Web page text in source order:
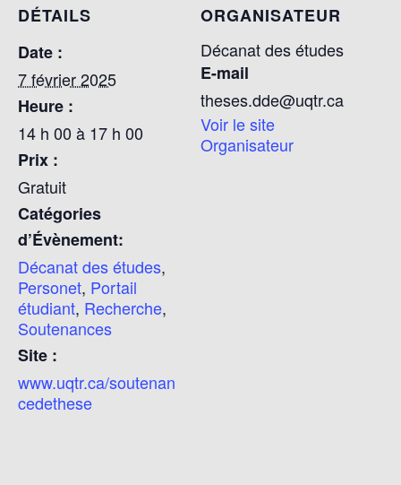
DÉTAILS
Date :
7 février 2025
Heure :
14 h 00 à 17 h 00
Prix :
Gratuit
Catégories
d’Évènement:
Décanat des études,
Personet, Portail
étudiant, Recherche,
Soutenances
Site :
www.uqtr.ca/soutenan
cedethese
ORGANISATEUR
Décanat des études
E-mail
theses.dde@uqtr.ca
Voir le site
Organisateur